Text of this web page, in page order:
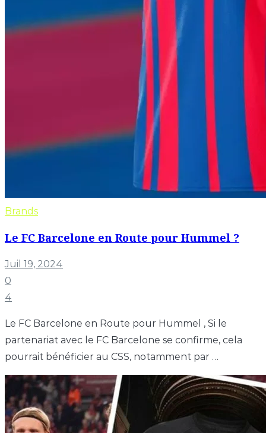
Brands
Le FC Barcelone en Route pour Hummel ?
Juil 19, 2024
0
4
Le FC Barcelone en Route pour Hummel , Si le
partenariat avec le FC Barcelone se confirme, cela
pourrait bénéficier au CSS, notamment par …